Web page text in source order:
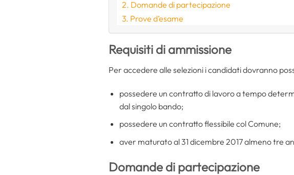
Domande di partecipazione
Prove d’esame
Requisiti di ammissione
Per accedere alle selezioni i candidati dovranno
possedere un contratto di lavoro a tempo
dal singolo bando;
possedere un contratto flessibile col Comune;
aver maturato al 31 dicembre 2017 almeno tre
Domande di partecipazione